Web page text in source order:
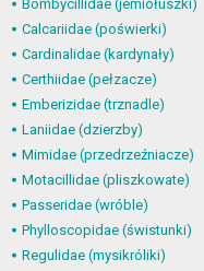
Bombycillidae (jemiołuszki)
Calcariidae (poświerki)
Cardinalidae (kardynały)
Certhiidae (pełzacze)
Emberizidae (trznadle)
Laniidae (dzierzby)
Mimidae (przedrzeźniacze)
Motacillidae (pliszkowate)
Passeridae (wróble)
Phylloscopidae (świstunki)
Regulidae (mysikróliki)